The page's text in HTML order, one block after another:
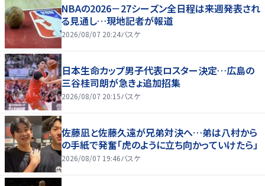
NBAの2026－27シーズン全日程は来週発表され
る見通し…現地記者が報道
2026/08/07 20:24バスケ
日本生命カップ男子代表ロスター決定…広島の
三谷桂司朗が急きょ追加招集
2026/08/07 20:15バスケ
佐藤凪と佐藤久遠が兄弟対決へ…弟は八村から
の手紙で発奮「虎のように立ち向かっていけたら」
2026/08/07 19:46バスケ